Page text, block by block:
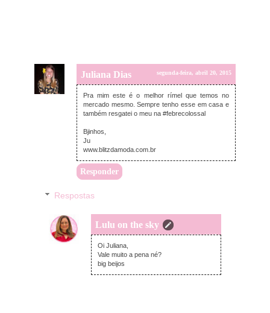
Juliana Dias segunda-feira, abril 20, 2015
Pra mim este é o melhor rímel que temos no
mercado mesmo. Sempre tenho esse em casa e
também resgatei o meu na #febrecolossal
Bjinhos,
Ju
www.blitzdamoda.com.br
Responder
Respostas
Lulu on the sky
segunda-feira, abril 20, 2015
Oi Juliana,
Vale muito a pena né?
big beijos